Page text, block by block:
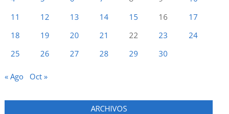
11
12 13 14 15 16
17
18
19 20 21 22 23
24
25
26 27 28 29 30
« Ago Oct »
ARCHIVOS